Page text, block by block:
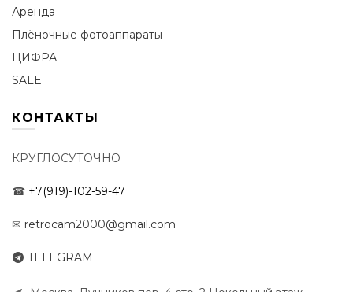
Аренда
Плёночные фотоаппараты
ЦИФРА
SALE
КОНТАКТЫ
КРУГЛОСУТОЧНО
☎ +7(919)-102-59-47
✉ retrocam2000@gmail.com
TELEGRAM